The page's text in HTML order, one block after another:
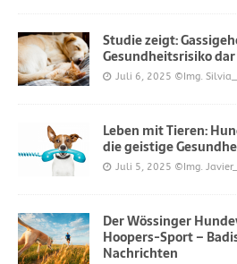
Studie zeigt:
Gesundheitsrisiko
Juli 6, 2025 ©Img.
Leben mit Tieren:
die geistige
Juli 5, 2025 ©Img.
Der Wössinger
Hoopers-Sport –
Nachrichten